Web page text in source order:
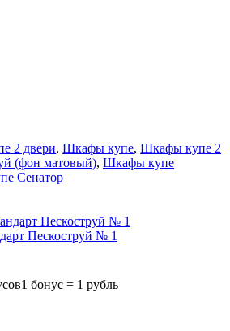
2 двери, Шкафы купе, Шкафы купе 2
(фон матовый), Шкафы купе
Сенатор
Пескоструй № 1
1 бонус = 1 рубль